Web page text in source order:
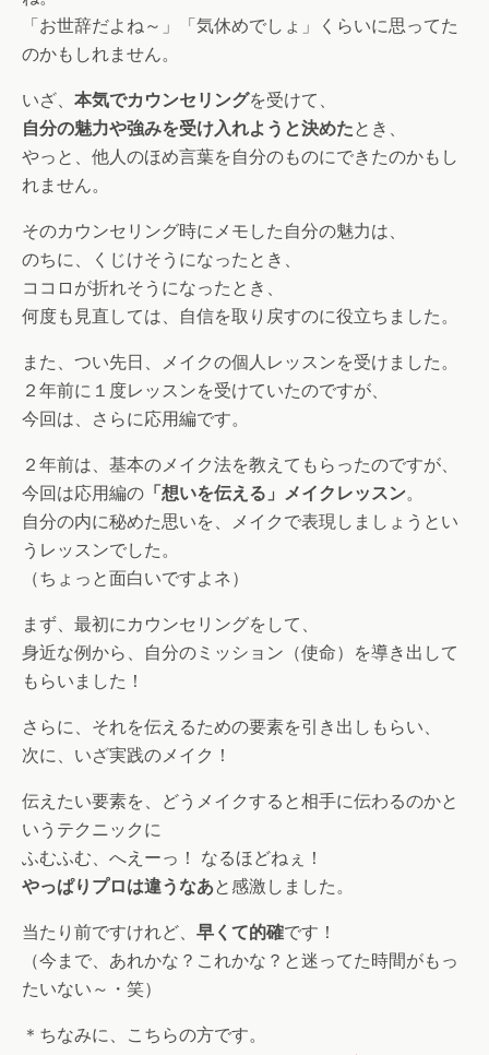
「お世辞だよね～」「気休めでしょ」くらいに思ってた
のかもしれません。
いざ、 本気でカウンセリングを受けて、
自分の魅力や強みを受け入れようと決めたとき、
やっと、他人のほめ言葉を自分のものにできたのかもし
れません。
そのカウンセリング時にメモした自分の魅力は、
のちに、くじけそうになったとき、
ココロが折れそうになったとき、
何度も見直しては、自信を取り戻すのに役立ちました。
また、つい先日、メイクの個人レッスンを受けました。
２年前に１度レッスンを受けていたのですが、
今回は、さらに応用編です。
２年前は、基本のメイク法を教えてもらったのですが、
今回は応用編の 「想いを伝える」メイクレッスン。
自分の内に秘めた思いを、メイクで表現しましょうとい
うレッスンでした。
（ちょっと面白いですよネ）
まず、最初にカウンセリングをして、
身近な例から、自分のミッション（使命）を導き出して
もらいました！
さらに、それを伝えるための要素を引き出しもらい、
次に、いざ実践のメイク！
伝えたい要素を、どうメイクすると相手に伝わるのかと
いうテクニックに
ふむふむ、へえーっ！ なるほどねぇ！
やっぱりプロは違うなあと感激しました。
当たり前ですけれど、 早くて的確です！
（今まで、あれかな？これかな？と迷ってた時間がもっ
たいない～・笑）
＊ちなみに、こちらの方です。